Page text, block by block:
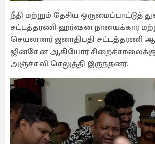
நீதி மற்றும் தேசிய ஒருமைப்பாட்டுத்
சட்டத்தரணி ஹர்ஷன நானயக்கார
செயலாளர் ஜனாதிபதி சட்டத்தரணி
ஜினசேன ஆகியோர்
அஞ்ச்சலி செலுத்தி இருந்தனர்.